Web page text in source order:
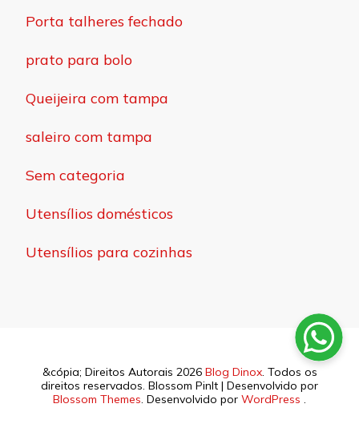
Porta talheres fechado
prato para bolo
Queijeira com tampa
saleiro com tampa
Sem categoria
Utensílios domésticos
Utensílios para cozinhas
&cópia; Direitos Autorais 2026 Blog Dinox. Todos os
direitos reservados. Blossom PinIt | Desenvolvido por
Blossom Themes. Desenvolvido por WordPress .